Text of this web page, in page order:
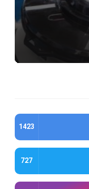
1423
727